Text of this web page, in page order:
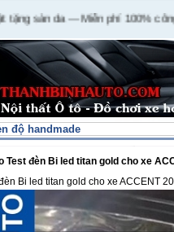
sàn da---Miễn phí 100% công lắp
độ handmade
Test đèn Bi led titan gold cho xe
Bi led titan gold cho xe ACCENT